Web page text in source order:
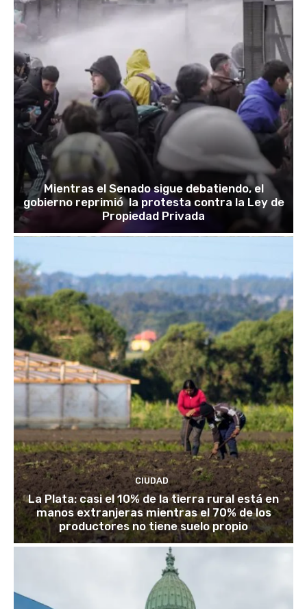
Mientras el Senado sigue debatiendo, el
gobierno reprimió la protesta contra la Ley de
Propiedad Privada
CIUDAD
La Plata: casi el 10% de la tierra rural está en
manos extranjeras mientras el 70% de los
productores no tiene suelo propio